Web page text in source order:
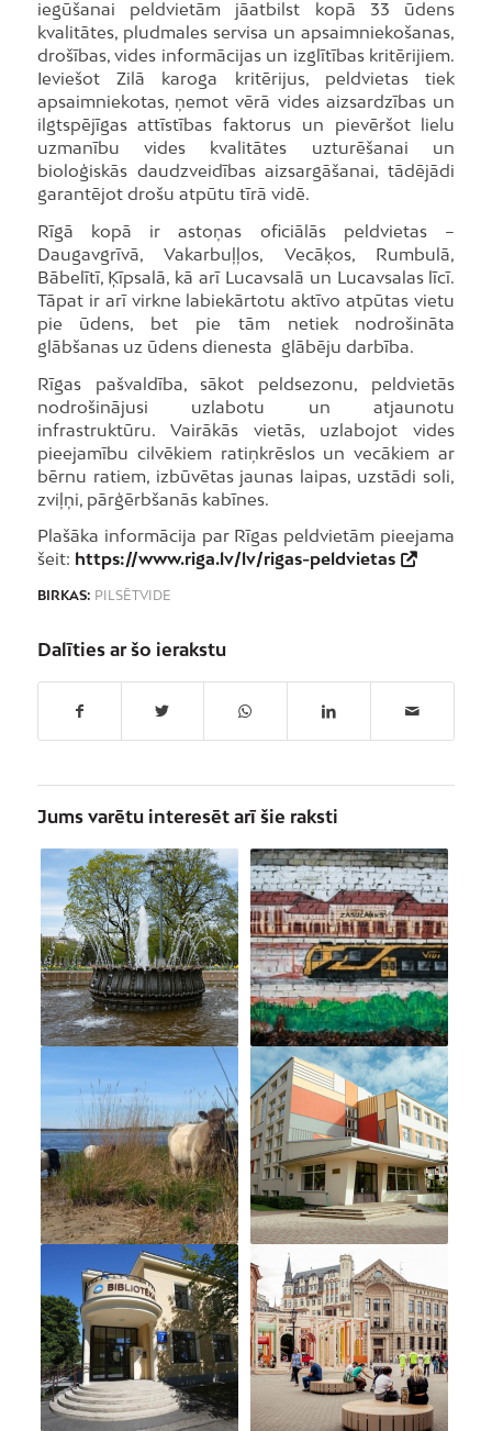
iegūšanai peldvietām jāatbilst kopā 33 ūdens
kvalitātes, pludmales servisa un apsaimniekošanas,
drošības, vides informācijas un izglītības kritērijiem.
Ieviešot Zilā karoga kritērijus, peldvietas tiek
apsaimniekotas, ņemot vērā vides aizsardzības un
ilgtspējīgas attīstības faktorus un pievēršot lielu
uzmanību vides kvalitātes uzturēšanai un
bioloģiskās daudzveidības aizsargāšanai, tādējādi
garantējot drošu atpūtu tīrā vidē.
Rīgā kopā ir astoņas oficiālās peldvietas –
Daugavgrīvā, Vakarbuļļos, Vecāķos, Rumbulā,
Bābelītī, Ķīpsalā, kā arī Lucavsalā un Lucavsalas līcī.
Tāpat ir arī virkne labiekārtotu aktīvo atpūtas vietu
pie ūdens, bet pie tām netiek nodrošināta
glābšanas uz ūdens dienesta glābēju darbība.
Rīgas pašvaldība, sākot peldsezonu, peldvietās
nodrošinājusi uzlabotu un atjaunotu
infrastruktūru. Vairākās vietās, uzlabojot vides
pieejamību cilvēkiem ratiņkrēslos un vecākiem ar
bērnu ratiem, izbūvētas jaunas laipas, uzstādi soli,
zviļņi, pārģērbšanās kabīnes.
Plašāka informācija par Rīgas peldvietām pieejama
šeit: https://www.riga.lv/lv/rigas-peldvietas
BIRKAS: PILSĒTVIDE
Dalīties ar šo ierakstu
Jums varētu interesēt arī šie raksti